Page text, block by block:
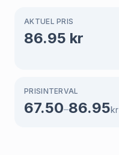
AKTUEL PRIS
86.95 kr
PRISINTERVAL
67.50–86.95kr